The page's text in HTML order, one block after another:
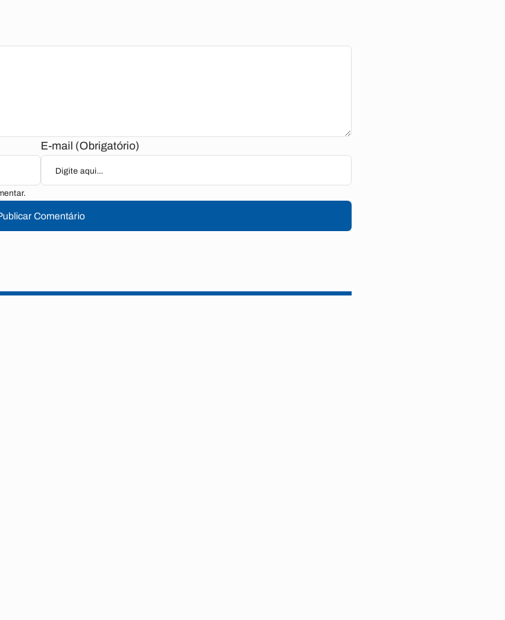
E-mail (Obrigatório)
Comentário